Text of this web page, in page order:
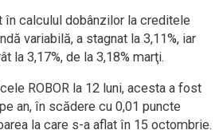
în calculul dobânzilor la creditele
variabilă, a stagnat la 3,11%, iar
la 3,17%, de la 3,18% marţi.
ROBOR la 12 luni, acesta a fost
an, în scădere cu 0,01 puncte
la care s-a aflat în 15 octombrie.